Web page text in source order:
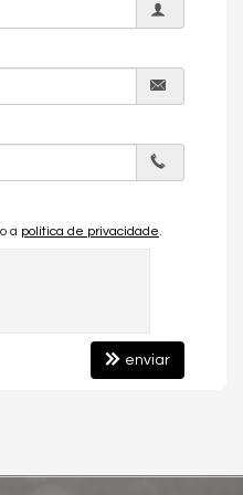
em uma das regiões mais
pés de café
a política de privacidade
enviar